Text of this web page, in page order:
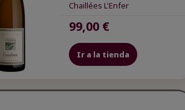
Chaillées L'Enfer
99,00 €
Ir a la tienda